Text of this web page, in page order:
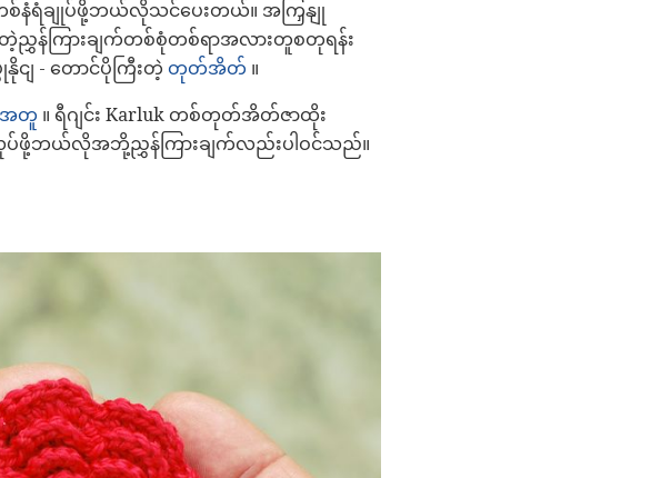
ရံချုပ်ဖို့ဘယ်လိုသင်ပေးတယ်။ အကြှနျု
ညွှန်ကြားချက်တစ်စုံတစ်ရာအလားတူစတုရန်း
ျ - တောင်ပိုကြီးတဲ့ တုတ်အိတ် ။
အတူ ။ ရီဂျင်း Karluk တစ်တုတ်အိတ်ဇာထိုး
ဖို့ဘယ်လိုအဘို့ညွှန်ကြားချက်လည်းပါဝင်သည်။